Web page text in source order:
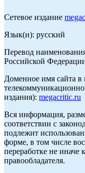
Сетевое издание
Язык(и): русский
Перевод
Российской
Доменное имя сайта
издания): megacritic.ru
Вся информация,
соответствии с
подлежит
форме, в том числе
переработке не иначе
правообладателя.